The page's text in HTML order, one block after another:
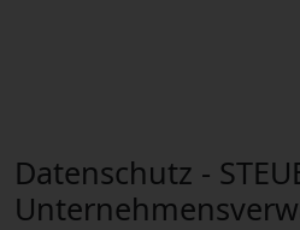
Datenschutz -